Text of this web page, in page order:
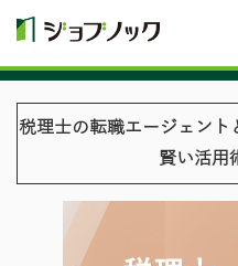
税理士の転職エージェント
賢い活用